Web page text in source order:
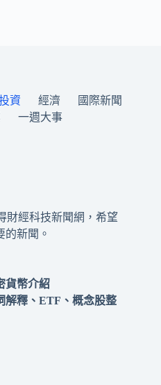
資 經濟
國際新聞
一週大事
財經科技新聞網，希望
的新聞。
貨幣介紹
解釋、ETF、概念股整